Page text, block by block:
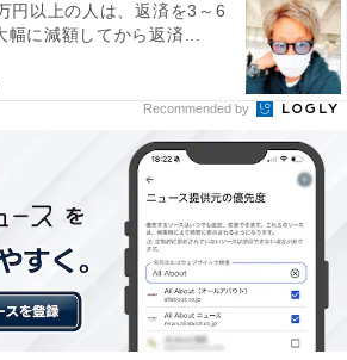
ィスコ」と繰り返される歌詞がキャ
頭から離れない口ずさみやすい楽
く流れる」という声も多く寄せられ
盛り上がる」「お菓子作りしながら
円以上の人は、返済を3～6
幅に減額してから返済...
Recommended by